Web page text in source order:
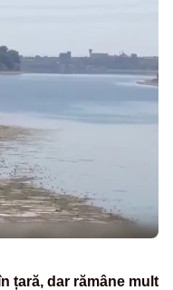
țară, dar rămâne mult